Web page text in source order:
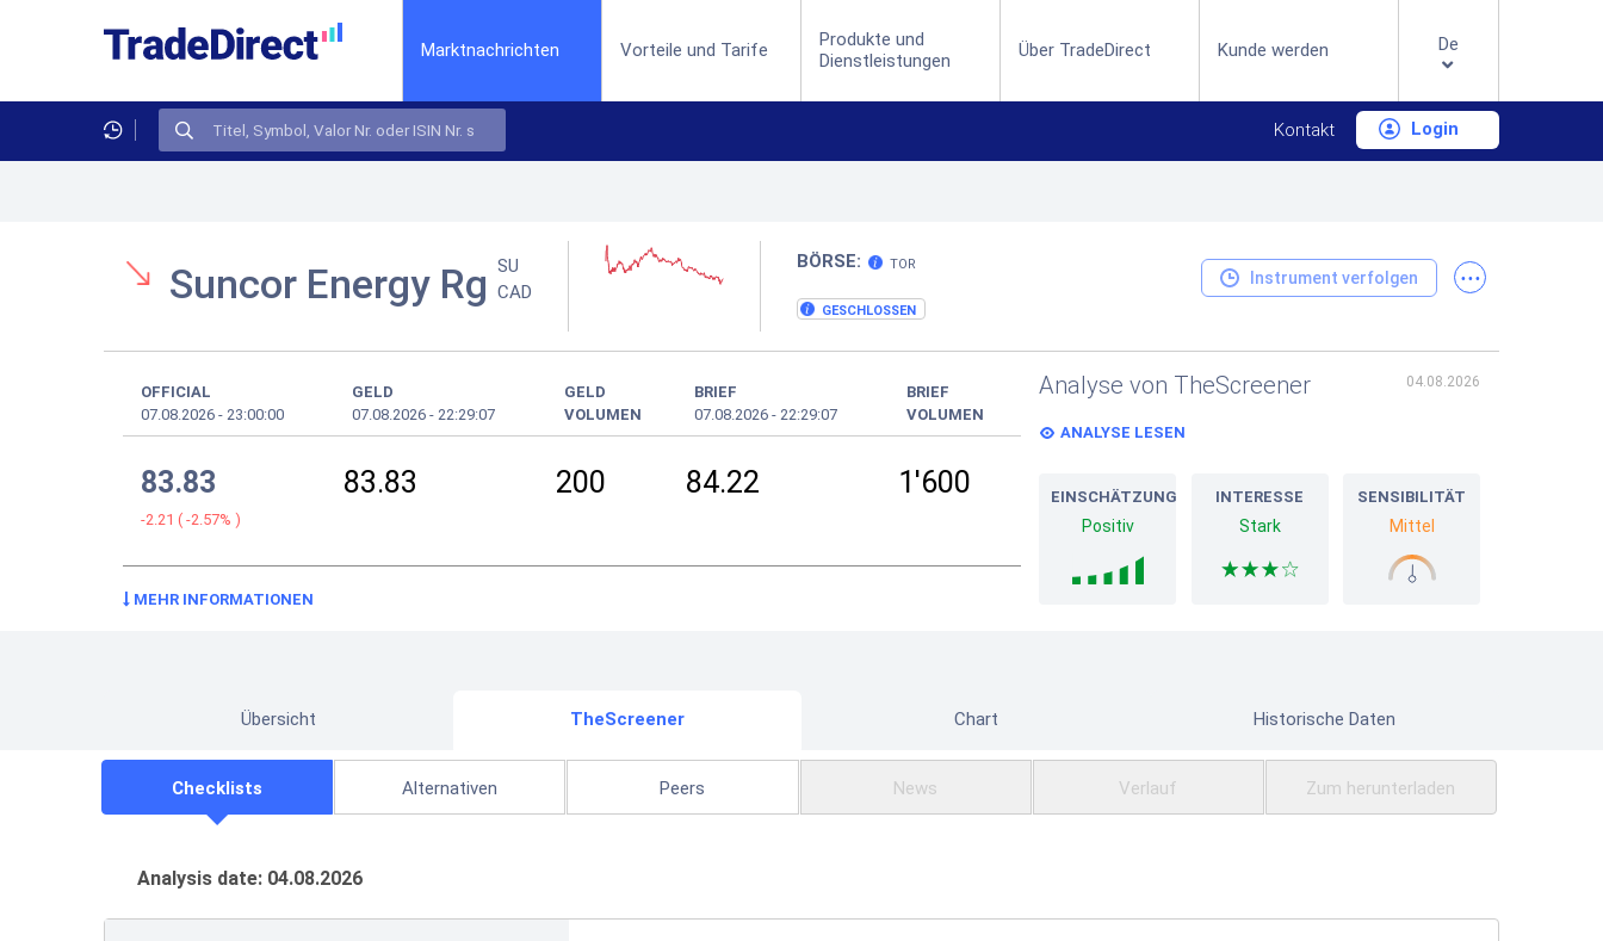
Marktnachrichten (current)Vorteile und Tarife
Produkte und
Dienstleistungen
Über TradeDirect Kunde werden De
Kontakt Login
Suncor Energy Rg SU
CAD
BÖRSE: TOR
GESCHLOSSEN
Instrument verfolgen ...
OFFICIAL
07.08.2026 - 23:00:00
GELD
07.08.2026 - 22:29:07
GELD
VOLUMEN
BRIEF
07.08.2026 - 22:29:07
BRIEF
VOLUMEN
83.83
-2.21 ( -2.57% )
83.83 200 84.22 1'600
MEHR INFORMATIONEN
Analyse von TheScreener 04.08.2026
ANALYSE LESEN
EINSCHÄTZUNG
Positiv
INTERESSE
Stark
SENSIBILITÄT
Mittel
Übersicht TheScreener Chart Historische Daten
Checklists Alternativen Peers News Verlauf Zum herunterladen
Analysis date: 04.08.2026